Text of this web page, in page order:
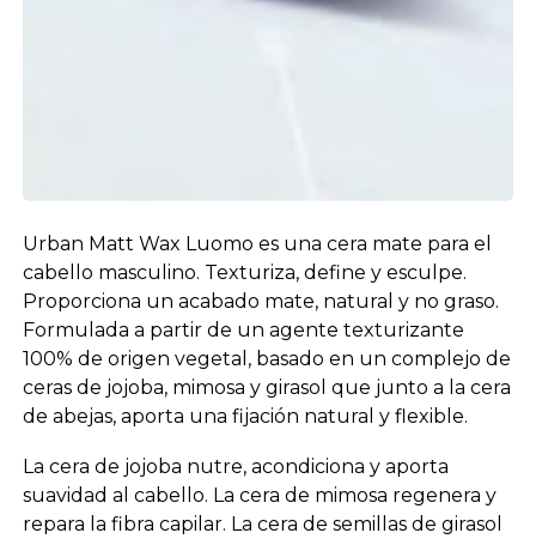
Urban Matt Wax Luomo es una cera mate para el
cabello masculino. Texturiza, define y esculpe.
Proporciona un acabado mate, natural y no graso.
Formulada a partir de un agente texturizante
100% de origen vegetal, basado en un complejo de
ceras de jojoba, mimosa y girasol que junto a la cera
de abejas, aporta una fijación natural y flexible.
La cera de jojoba nutre, acondiciona y aporta
suavidad al cabello. La cera de mimosa regenera y
repara la fibra capilar. La cera de semillas de girasol